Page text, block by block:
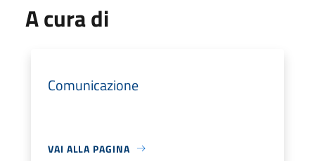
A cura di
Comunicazione
VAI ALLA PAGINA